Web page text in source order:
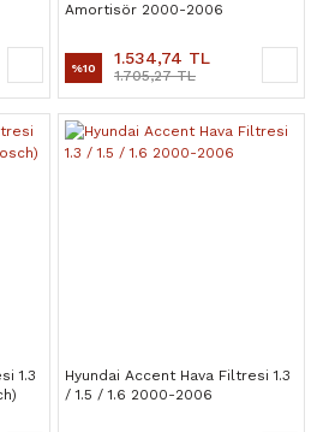
Amortisör 2000-2006
%10 1.534,74 TL
1.705,27 TL
1.3
Hyundai Accent Hava Filtresi 1.3
/ 1.5 / 1.6 2000-2006